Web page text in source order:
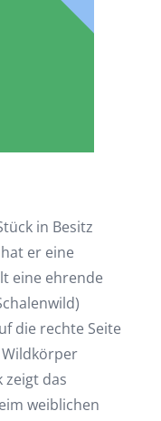
in Besitz
er eine
eine ehrende
die rechte Seite
zeigt das
weiblichen